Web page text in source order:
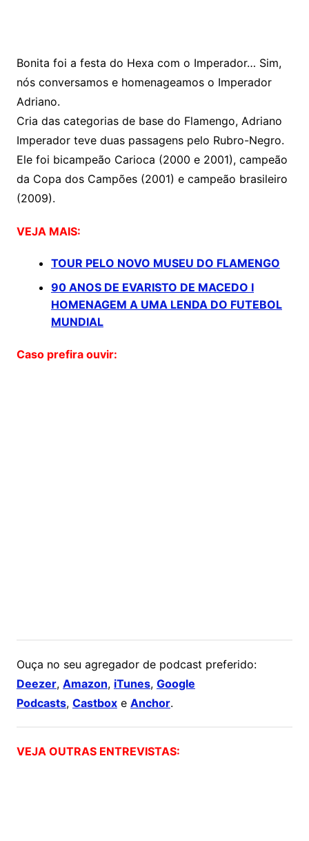
Bonita foi a festa do Hexa com o Imperador… Sim,
nós conversamos e homenageamos o Imperador
Adriano.
Cria das categorias de base do Flamengo, Adriano
Imperador teve duas passagens pelo Rubro-Negro.
Ele foi bicampeão Carioca (2000 e 2001), campeão
da Copa dos Campões (2001) e campeão brasileiro
(2009).
VEJA MAIS:
TOUR PELO NOVO MUSEU DO FLAMENGO
90 ANOS DE EVARISTO DE MACEDO I
HOMENAGEM A UMA LENDA DO FUTEBOL
MUNDIAL
Caso prefira ouvir:
Ouça no seu agregador de podcast preferido:
Deezer, Amazon, iTunes, Google
Podcasts, Castboxe Anchor.
VEJA OUTRAS ENTREVISTAS: